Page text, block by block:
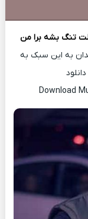
تنگ بشه برا من
به این سبک به